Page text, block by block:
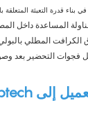
المساعدة داخل
الكرافت المطلي بالبولي